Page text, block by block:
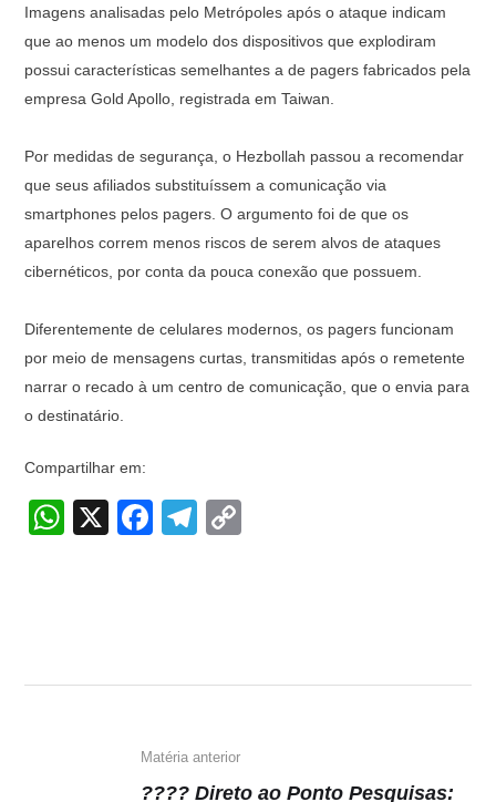
Imagens analisadas pelo Metrópoles após o ataque indicam
que ao menos um modelo dos dispositivos que explodiram
possui características semelhantes a de pagers fabricados pela
empresa Gold Apollo, registrada em Taiwan.
Por medidas de segurança, o Hezbollah passou a recomendar
que seus afiliados substituíssem a comunicação via
smartphones pelos pagers. O argumento foi de que os
aparelhos correm menos riscos de serem alvos de ataques
cibernéticos, por conta da pouca conexão que possuem.
Diferentemente de celulares modernos, os pagers funcionam
por meio de mensagens curtas, transmitidas após o remetente
narrar o recado à um centro de comunicação, que o envia para
o destinatário.
Compartilhar em:
W
p
X
F
o
k
T
m n
Matéria anterior
???? Direto ao Ponto Pesquisas: